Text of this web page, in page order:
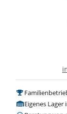
Eigenes Lager